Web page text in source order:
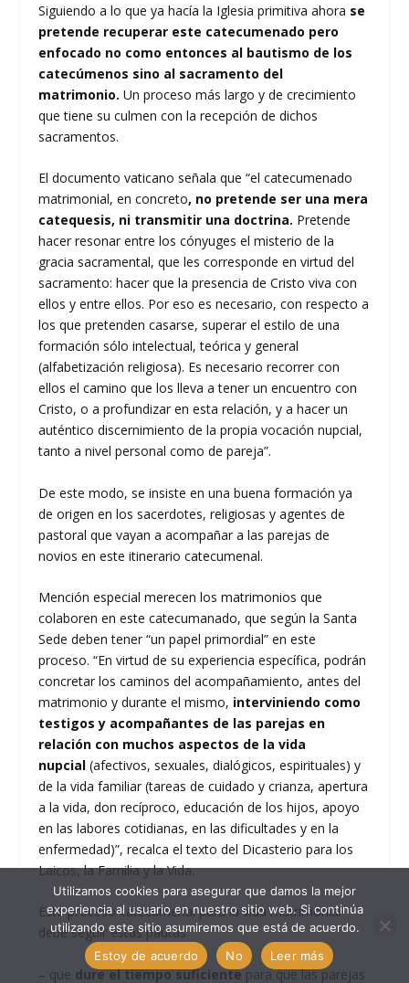
Siguiendo a lo que ya hacía la Iglesia primitiva ahora se
pretende recuperar este catecumenado pero
enfocado no como entonces al bautismo de los
catecúmenos sino al sacramento del
matrimonio. Un proceso más largo y de crecimiento
que tiene su culmen con la recepción de dichos
sacramentos.
El documento vaticano señala que “el catecumenado
matrimonial, en concreto, no pretende ser una mera
catequesis, ni transmitir una doctrina. Pretende
hacer resonar entre los cónyuges el misterio de la
gracia sacramental, que les corresponde en virtud del
sacramento: hacer que la presencia de Cristo viva con
ellos y entre ellos. Por eso es necesario, con respecto a
los que pretenden casarse, superar el estilo de una
formación sólo intelectual, teórica y general
(alfabetización religiosa). Es necesario recorrer con
ellos el camino que los lleva a tener un encuentro con
Cristo, o a profundizar en esta relación, y a hacer un
auténtico discernimiento de la propia vocación nupcial,
tanto a nivel personal como de pareja”.
De este modo, se insiste en una buena formación ya
de origen en los sacerdotes, religiosas y agentes de
pastoral que vayan a acompañar a las parejas de
novios en este itinerario catecumenal.
Mención especial merecen los matrimonios que
colaboren en este catecumanado, que según la Santa
Sede deben tener “un papel primordial” en este
proceso. “En virtud de su experiencia específica, podrán
concretar los caminos del acompañamiento, antes del
matrimonio y durante el mismo, interviniendo como
testigos y acompañantes de las parejas en
relación con muchos aspectos de la vida
nupcial (afectivos, sexuales, dialógicos, espirituales) y
de la vida familiar (tareas de cuidado y crianza, apertura
a la vida, don recíproco, educación de los hijos, apoyo
en las labores cotidianas, en las dificultades y en la
enfermedad)”, recalca el texto del Dicasterio para los
Laicos, la Familia y la Vida.
Este proceso catecumenal para la vida matrimonial
debe seguir estas pautas
– que dure el tiempo suficientepara que las parejas
Utilizamos cookies para asegurar que damos la mejor
experiencia al usuario en nuestro sitio web. Si continúa
utilizando este sitio asumiremos que está de acuerdo.
Estoy de acuerdo
No Leer más